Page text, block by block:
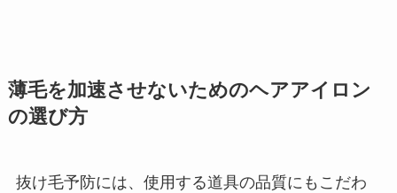
薄毛を加速させないためのヘアアイロン
の選び方
抜け毛予防には、使用する道具の品質にもこだわ